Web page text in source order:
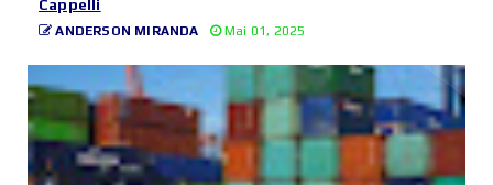
Cappelli
ANDERSON MIRANDA Mai 01, 2025